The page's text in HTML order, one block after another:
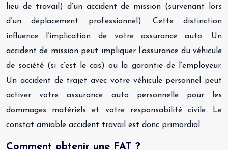
lieu de travail) d’un accident de mission (survenant lors
d’un déplacement professionnel). Cette distinction
influence l’implication de votre assurance auto. Un
accident de mission peut impliquer l’assurance du véhicule
de société (si c’est le cas) ou la garantie de l’employeur.
Un accident de trajet avec votre véhicule personnel peut
activer votre assurance auto personnelle pour les
dommages matériels et votre responsabilité civile. Le
constat amiable accident travail est donc primordial.
Comment obtenir une FAT ?